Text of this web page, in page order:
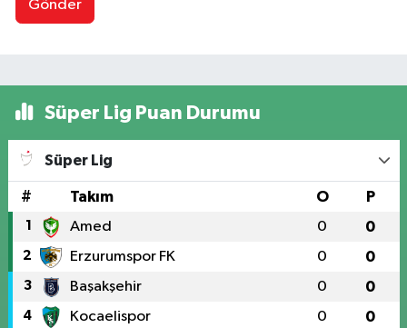
Gönder
Süper Lig Puan Durumu
Süper Lig
# Takım O P
1 Amed 0 0
2 Erzurumspor FK 0 0
3 Başakşehir 0 0
4 Kocaelispor 0 0